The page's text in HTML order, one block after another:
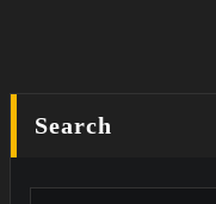
Search